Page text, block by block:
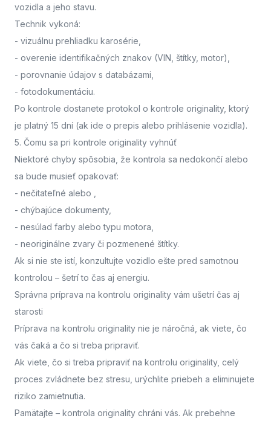
vozidla a jeho stavu.
Technik vykoná:
- vizuálnu prehliadku karosérie,
- overenie identifikačných znakov (VIN, štítky, motor),
- porovnanie údajov s databázami,
- fotodokumentáciu.
Po kontrole dostanete protokol o kontrole originality, ktorý
je platný 15 dní (ak ide o prepis alebo prihlásenie vozidla).
5. Čomu sa pri kontrole originality vyhnúť
Niektoré chyby spôsobia, že kontrola sa nedokončí alebo
sa bude musieť opakovať:
- nečitateľné alebo
- chýbajúce dokumenty,
- nesúlad farby alebo typu motora,
- neoriginálne zvary či pozmenené štítky.
Ak si nie ste istí, konzultujte vozidlo ešte pred samotnou
kontrolou – šetrí to čas aj energiu.
Správna príprava na kontrolu originality vám ušetrí čas aj
starosti
Príprava na kontrolu originality nie je náročná, ak viete, čo
vás čaká a čo si treba pripraviť.
Ak viete, čo si treba pripraviť na kontrolu originality, celý
proces zvládnete bez stresu, urýchlite priebeh a eliminujete
riziko zamietnutia.
Pamätajte – kontrola originality chráni vás. Ak prebehne